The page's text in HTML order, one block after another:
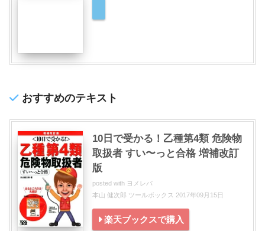
おすすめのテキスト
10日で受かる！乙種第4類 危険物
取扱者 すい〜っと合格 増補改訂
版
posted with ヨメレバ
本山 健次郎 ツールボックス 2017年09月15日
楽天ブックスで購入